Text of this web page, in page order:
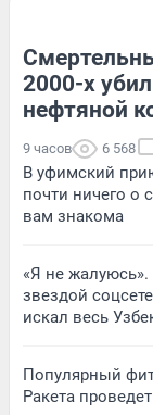
2000-х
нефтяной
9 часов 6 568
В уфимский
почти ничего о
вам знакома
«Я не жалуюсь».
звездой
искал весь
Популярный
Ракета